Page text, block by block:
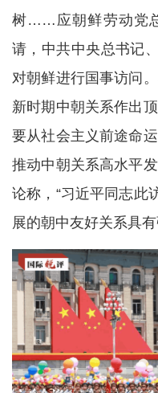
树……应朝鲜劳动党
请，中共中央总书记
对朝鲜进行国事访问
新时期中朝关系作出
要从社会主义前途命
推动中朝关系高水平
论称，“习近平同志此
展的朝中友好关系具有